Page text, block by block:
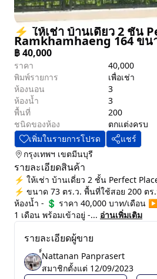
⚡ ให้เช่า บ้านเดี่ยว 2 ชั้น
Ramkhamhaeng 164 ขน
฿40,000
ราคา
40,000
พิมพ์รายการ
เพื่อเช่า
ห้องนอน
3
ห้องน้ำ
3
พื้นที่
200
ชนิดของห้อง
ตกแต่งครบ
เพิ่มในรายการโปรด
แชร์
กรุงเทพฯ เขตมีนบุรี
รายละเอียดสินค้า
⚡ ให้เช่า บ้านเดี่ยว 2 ชั้น Perfect
⚡ ขนาด 73 ตร.ว. พื้นที่ใช้สอย 200 ต
ห้องน้ำ - 💲 ราคา 40,000 บาท/เดือน
1 เดือน พร้อมเข้าอยู่ -... อ่านเพิ่มเติม
รายละเอียดผู้ขาย
์์Nattanan Panprasert
สมาชิกตั้งแต่ 12/09/2023